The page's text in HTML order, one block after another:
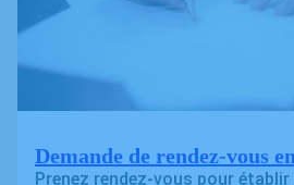
Demande de rendez-vous
Prenez rendez-vous pour établir